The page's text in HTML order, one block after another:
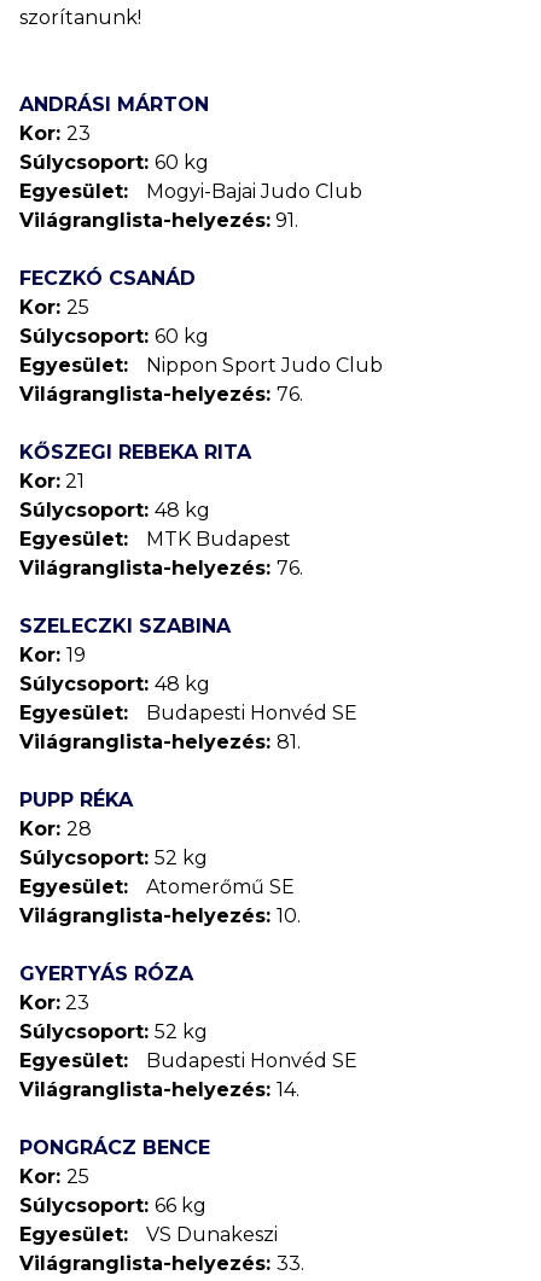
szorítanunk!
ANDRÁSI MÁRTON
Kor: 23
Súlycsoport: 60 kg
Egyesület:
Mogyi-Bajai Judo Club
Világranglista-helyezés: 91.
FECZKÓ CSANÁD
Kor: 25
Súlycsoport: 60 kg
Egyesület: Nippon Sport Judo Club
Világranglista-helyezés: 76.
KŐSZEGI REBEKA RITA
Kor: 21
Súlycsoport: 48 kg
Egyesület:
MTK Budapest
Világranglista-helyezés: 76.
SZELECZKI SZABINA
Kor: 19
Súlycsoport: 48 kg
Egyesület:
Budapesti Honvéd SE
Világranglista-helyezés: 81.
PUPP RÉKA
Kor: 28
Súlycsoport: 52 kg
Egyesület: Atomerőmű SE
Világranglista-helyezés: 10.
GYERTYÁS RÓZA
Kor: 23
Súlycsoport: 52 kg
Egyesület:
Budapesti Honvéd SE
Világranglista-helyezés: 14.
PONGRÁCZ BENCE
Kor: 25
Súlycsoport: 66 kg
Egyesület: VS Dunakeszi
Világranglista-helyezés: 33.